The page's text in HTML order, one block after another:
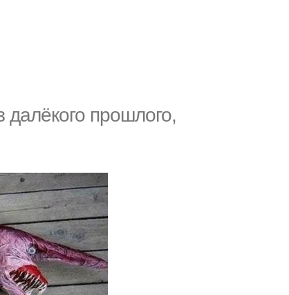
прошлого,